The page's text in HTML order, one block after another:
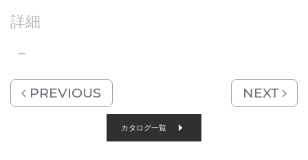
詳細
–
PREVIOUS NEXT
カタログ一覧